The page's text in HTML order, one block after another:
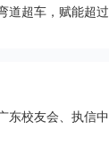
道超车，赋能超
东校友会、执信